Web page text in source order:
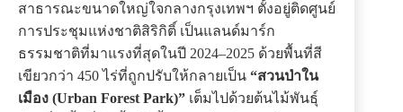
สาธารณะขนาดใหญ่ใจกลางกรุงเทพฯ ตั้งอยู่ติดศูนย์
การประชุมแห่งชาติสิริกิติ์ เป็นแลนด์มาร์ก
ธรรมชาติที่มาแรงที่สุดในปี 2024–2025 ด้วยพื้นที่สี
เขียวกว่า 450 ไร่ที่ถูกปรับให้กลายเป็น “สวนป่าใน
เมือง (Urban Forest Park)” เต็มไปด้วยต้นไม้พันธุ์